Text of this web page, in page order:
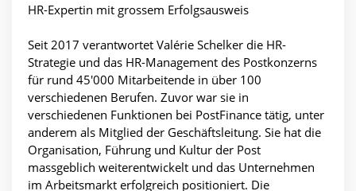
HR-Expertin mit grossem Erfolgsausweis
Seit 2017 verantwortet Valérie Schelker die HR-
Strategie und das HR-Management des Postkonzerns
für rund 45'000 Mitarbeitende in über 100
verschiedenen Berufen. Zuvor war sie in
verschiedenen Funktionen bei PostFinance tätig, unter
anderem als Mitglied der Geschäftsleitung. Sie hat die
Organisation, Führung und Kultur der Post
massgeblich weiterentwickelt und das Unternehmen
im Arbeitsmarkt erfolgreich positioniert. Die